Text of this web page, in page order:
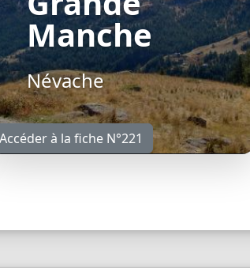
Manche
Névache
Accéder à la fiche N°221